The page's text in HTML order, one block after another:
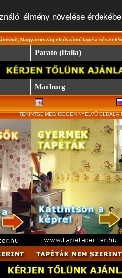
élmény növelése
Magyarország elsőszámú tapéta
Parato (Italia)
Marburg
TEKINTSE MEG IDEGEN NYELVŰ